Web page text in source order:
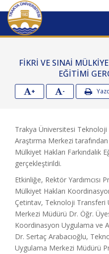
FİKRİ VE SINAİ
EĞİTİMİ
+ -
Trakya Üniversitesi
Araştırma Merkezi
Mülkiyet Hakları Farkındalık
gerçekleştirildi.
Etkinliğe, Rektör Yardımcısı
Mülkiyet Hakları
Çetintav, Teknoloji Transferi
Merkezi Müdürü Dr. Öğr.
Koordinasyon Uygulama ve
Dr. Sertaç Arabacıoğlu,
Uygulama Merkezi Müdürü